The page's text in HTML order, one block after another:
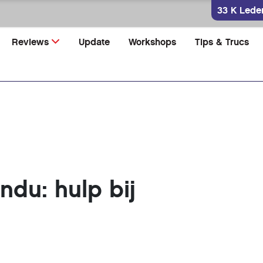
33 K
Reviews Update Workshops Tips & Trucs
hulp bij